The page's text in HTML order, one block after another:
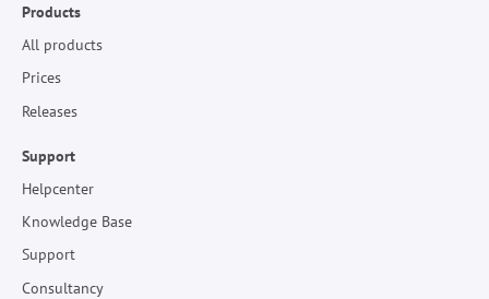
Products
All products
Prices
Releases
Support
Helpcenter
Knowledge Base
Support
Consultancy